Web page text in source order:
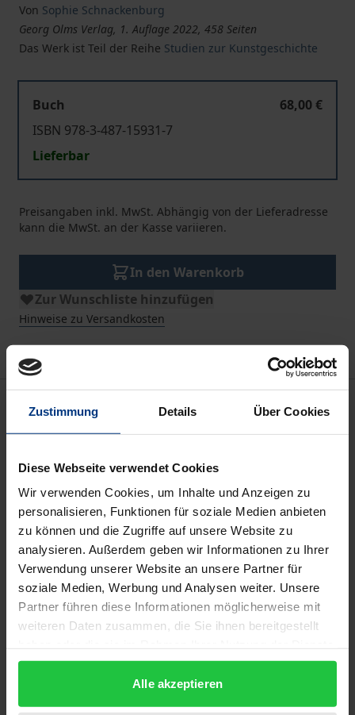
Zustimmung Details Über Cookies
Diese Webseite verwendet Cookies
Wir verwenden Cookies, um Inhalte und Anzeigen zu
personalisieren, Funktionen für soziale Medien anbieten
zu können und die Zugriffe auf unsere Website zu
analysieren. Außerdem geben wir Informationen zu Ihrer
Verwendung unserer Website an unsere Partner für
soziale Medien, Werbung und Analysen weiter. Unsere
Partner führen diese Informationen möglicherweise mit
weiteren Daten zusammen, die Sie ihnen bereitgestellt
gesammelt haben.
Alle akzeptieren
Von Sophie Schnackenburg
Georg Olms Verlag, 1. Auflage 2022, 458 Seiten
Das Werk ist Teil der Reihe Studien zur Kunstgeschichte
Buch
68,00 €
ISBN 978-3-487-15931-7
Lieferbar
Preisangaben inkl. MwSt. Abhängig von der Lieferadresse
kann die MwSt. an der Kasse variieren.
In den Warenkorb
Zur Wunschliste hinzufügen
Hinweise zu Versandkosten
seit ihrer Genese im Italien des 15./16. Jahrhunderts
gleichermaßen in Dichtung, kunsttheoretischen
Schriften und Bildern. In weiblicher Gestalt, mit
Zeichen wie Palette, Pinsel oder Malstock,
versinnbildlicht sie die Malkunst. Ihr
Erscheinungsbild ist keineswegs ein Stereotyp.
Vielmehr variiert es durch bestimmte Attribute oder
durch die Verschmelzung mit einer anderen Figur,
stehenden niederländischen "Pictura"-Allegorien